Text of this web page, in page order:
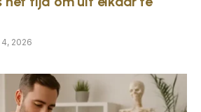
2026